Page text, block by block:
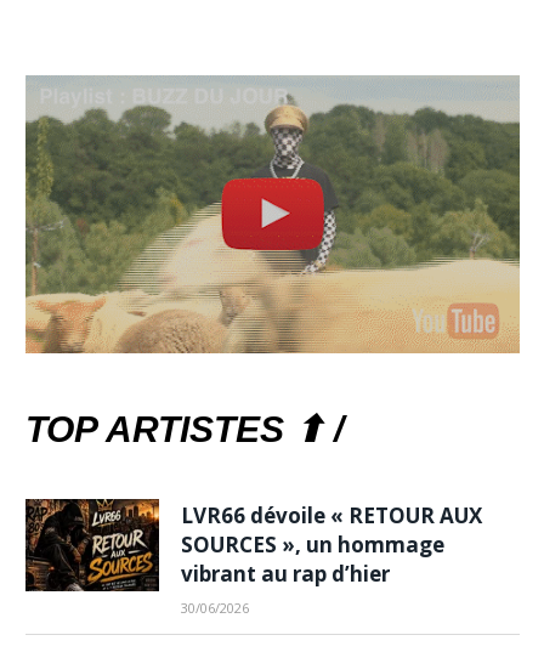
TOP ARTISTES ⬆ /
LVR66 dévoile « RETOUR AUX
SOURCES », un hommage
vibrant au rap d’hier
30/06/2026